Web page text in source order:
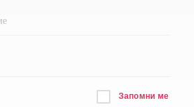
Запомни ме